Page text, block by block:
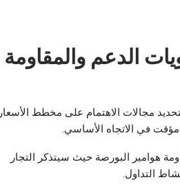
الدعم والمقاومة
مجالات الاهتمام على مخطط الأسعار
في الاتجاه الأساسي.
هوامير البورصة حيث سيتذكر التجار
التداول.